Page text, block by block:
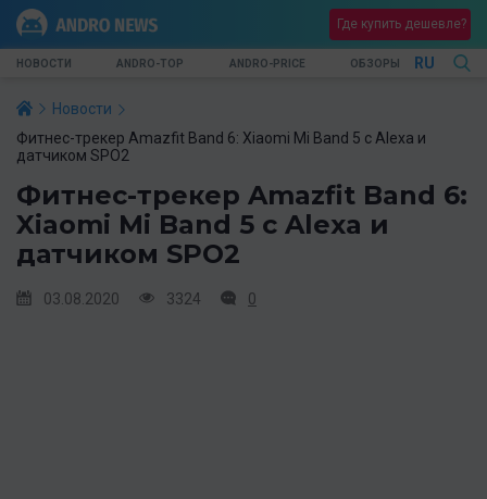
Где купить дешевле?
НОВОСТИ ANDRO-TOP ANDRO-PRICE ОБЗОРЫ RU
Новости
Фитнес-трекер Amazfit Band 6: Xiaomi Mi Band 5 c Alexa и
датчиком SPO2
Фитнес-трекер Amazfit Band 6:
Xiaomi Mi Band 5 c Alexa и
датчиком SPO2
03.08.2020 3324 0